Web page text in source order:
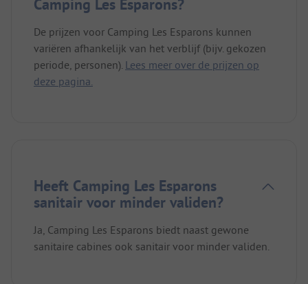
Camping Les Esparons?
De prijzen voor Camping Les Esparons kunnen
variëren afhankelijk van het verblijf (bijv. gekozen
periode, personen). Lees meer over de prijzen op
deze pagina.
Heeft Camping Les Esparons
sanitair voor minder validen?
Ja, Camping Les Esparons biedt naast gewone
sanitaire cabines ook sanitair voor minder validen.